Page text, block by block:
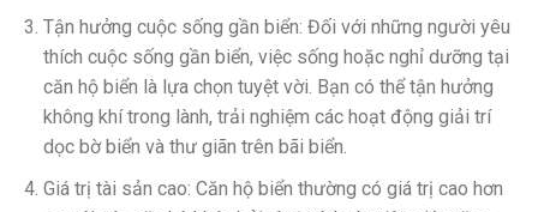
Tận hưởng cuộc sống gần biển: Đối với những người yêu
thích cuộc sống gần biển, việc sống hoặc nghỉ dưỡng tại
căn hộ biển là lựa chọn tuyệt vời. Bạn có thể tận hưởng
không khí trong lành, trải nghiệm các hoạt động giải trí
dọc bờ biển và thư giãn trên bãi biển.
Giá trị tài sản cao: Căn hộ biển thường có giá trị cao hơn